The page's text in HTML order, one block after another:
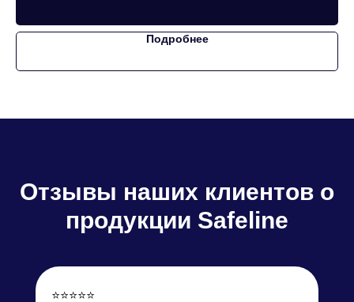
Подробнее
Отзывы наших клиентов о
продукции Safeline
⭐️⭐️⭐️⭐️⭐️